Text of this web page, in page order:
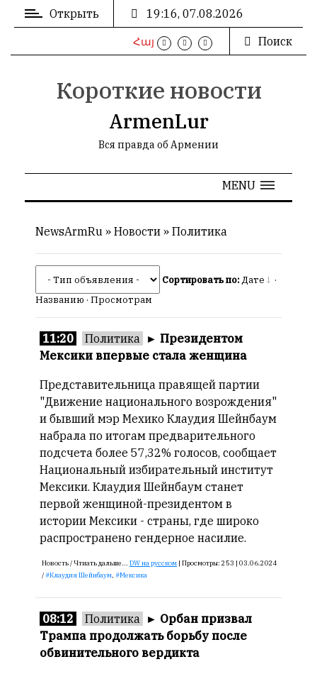
ВХОД
РЕГИСТРАЦИЯ
РЕКЛАМА
СТАТИСТИКА
Онлайн
Гостей:
Пользователей:
НАШИ
ПРАВИЛА
материалы
независимо
мыслящих.
обновляется
Открыть 19:16, 07.08.2026
Հայ Поиск
Короткие новости
ArmenLur
Вся правда об Армении
MENU
NewsArmRu » Новости » Политика
Сортировать по:Дате
·
Названию · Просмотрам
11:20 Политика ► Президентом
Мексики впервые стала женщина
Представительница правящей партии
"Движение национального возрождения"
и бывший мэр Мехико Клаудия Шейнбаум
набрала по итогам предварительного
подсчета более 57,32% голосов, сообщает
Национальный избирательный институт
Мексики. Клаудия Шейнбаум станет
первой женщиной-президентом в
истории Мексики - страны, где широко
распространено гендерное насилие.
Новость /Чтиать дальше... DW на русском | Просмотры: 253 | 03.06.2024
/
Клаудия Шейнбаум, Мексика
08:12 Политика ► Орбан призвал
Трампа продолжать борьбу после
обвинительного вердикта